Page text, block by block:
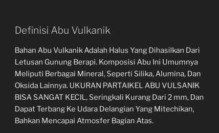
Definisi Abu Vulkanik
Bahan Abu Vulkanik Adalah Halus Yang Dihasilkan Dari
Letusan Gunung Berapi. Komposisi Abu Ini Umumnya
Meliputi Berbagai Mineral, Seperti Silika, Alumina, Dan
Oksida Lainnya. UKURAN PARTAIKEL ABU VULSANIK
BISA SANGAT KECIL, Seringkali Kurang Dari 2 mm, Dan
Dapat Terbang Ke Udara Delangian Yang Mitechikan,
Bahkan Mencapai Atmosfer Bagian Atas.